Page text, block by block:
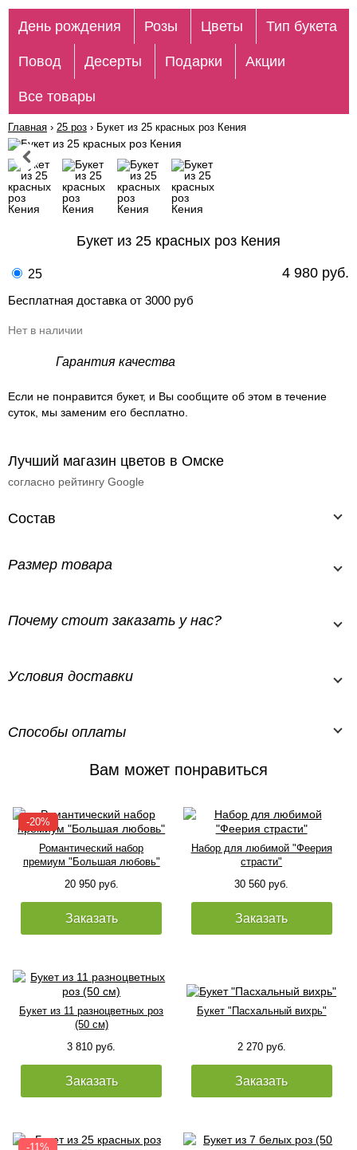
День рождения Розы Цветы Тип букета
Повод Десерты Подарки Акции
Все товары
Главная › 25 роз › Букет из 25 красных роз Кения
Букет из 25 красных роз Кения
25 4 980 руб.
Бесплатная доставка от 3000 руб
Нет в наличии
Гарантия качества
Если не понравится букет, и Вы сообщите об этом в течение
суток, мы заменим его бесплатно.
Лучший магазин цветов в Омске
согласно рейтингу Google
Состав
Размер товара
Почему стоит заказать у нас?
Условия доставки
Способы оплаты
Вам может понравиться
Романтический набор
премиум "Большая любовь"
20 950 руб.
Заказать
Набор для любимой "Феерия
страсти"
30 560 руб.
Заказать
Букет из 11 разноцветных роз
(50 см)
3 810 руб.
Заказать
Букет "Пасхальный вихрь"
2 270 руб.
Заказать